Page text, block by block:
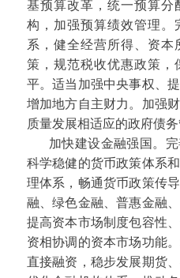
基预算改革，统一预算分
构，加强预算绩效管理。
系，健全经营所得、资本
策，规范税收优惠政策，
平。适当加强中央事权、
增加地方自主财力。加强
质量发展相适应的政府债务
加快建设金融强国。
科学稳健的货币政策体系
理体系，畅通货币政策传
融、绿色金融、普惠金融
提高资本市场制度包容性
资相协调的资本市场功能
直接融资，稳步发展期货